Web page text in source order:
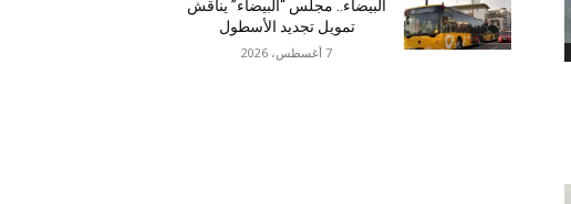
البيضاء.. مجلس “البيضاء” يناقش
تمويل تجديد الأسطول
7 أغسطس، 2026